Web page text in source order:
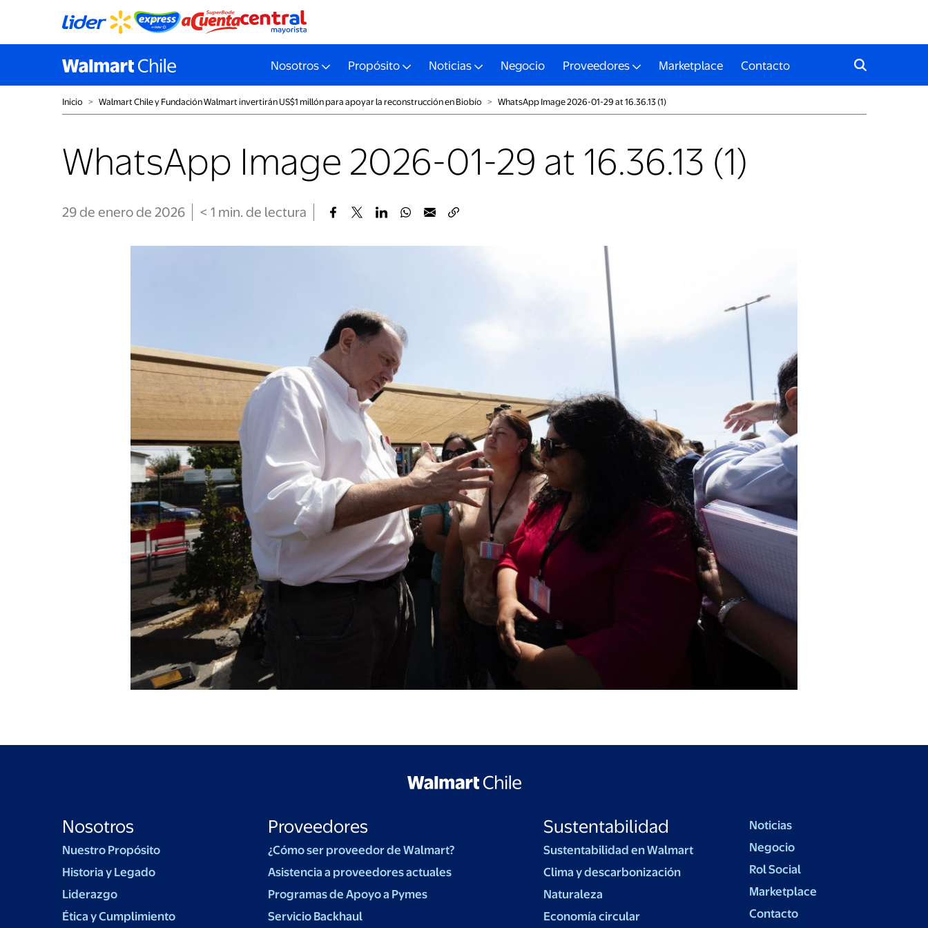
Nosotros Propósito Noticias Negocio Proveedores Marketplace Contacto
Inicio ˃ Walmart Chile y Fundación Walmart invertirán US$1 millón para apoyar la reconstrucción en Biobío ˃ WhatsApp Image 2026-01-29 at 16.36.13 (1)
WhatsApp Image 2026-01-29 at 16.36.13 (1)
29 de enero de 2026 < 1 min. de lectura
Nosotros
Nuestro Propósito
Historia y Legado
Liderazgo
Ética y Cumplimiento
Proveedores
¿Cómo ser proveedor de Walmart?
Asistencia a proveedores actuales
Programas de Apoyo a Pymes
Servicio Backhaul
Sustentabilidad
Sustentabilidad en Walmart
Clima y descarbonización
Naturaleza
Economía circular
Noticias
Negocio
Rol Social
Marketplace
Contacto